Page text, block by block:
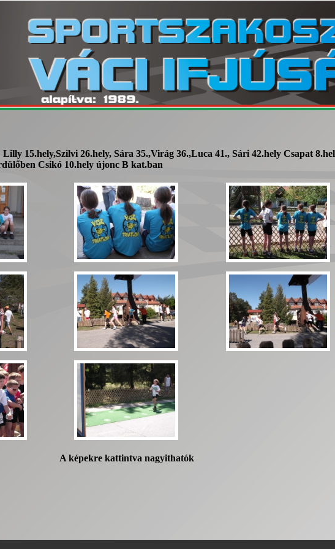
15.hely,Szilvi 26.hely, Sára 35.,Virág 36.,Luca 41., Sári 42.hely Csapat
Csikó 10.hely újonc B kat.ban
A képekre kattintva nagyithatók